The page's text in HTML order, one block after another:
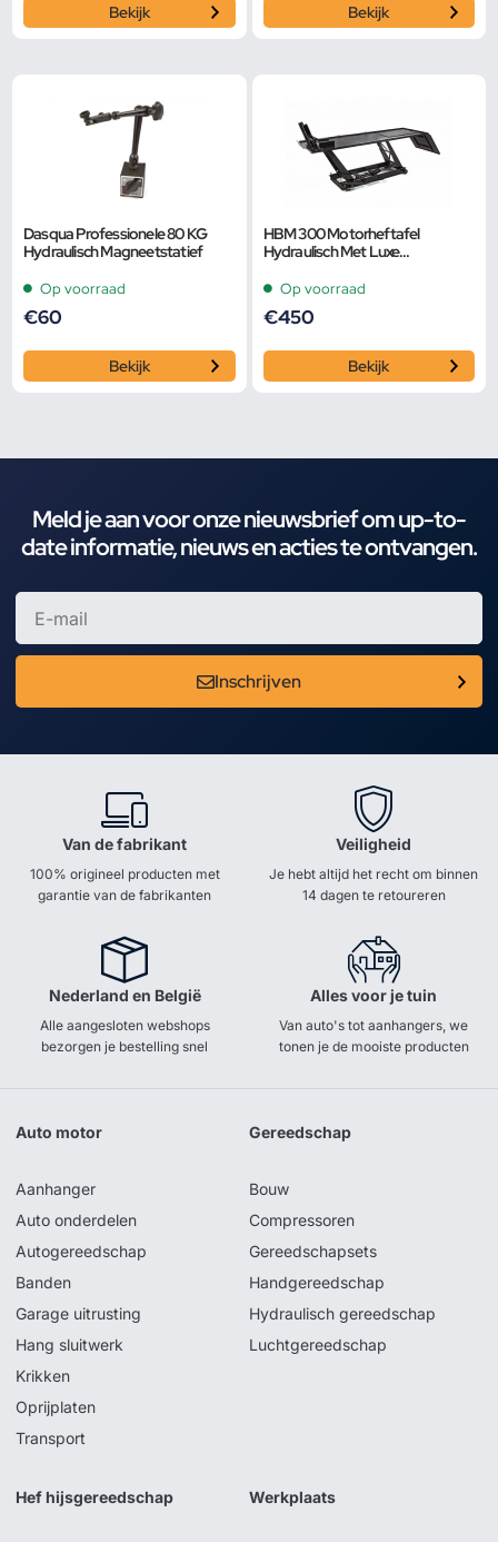
Bekijk Bekijk
Dasqua Professionele 80 KG
Hydraulisch Magneetstatief
Op voorraad
€60
Bekijk
HBM 300 Motorheftafel
Hydraulisch Met Luxe
Op voorraad
€450
Bekijk
Meld je aan voor onze nieuwsbrief om up-to-
date informatie, nieuws en acties te ontvangen.
Inschrijven
Van de fabrikant
100% origineel producten met
garantie van de fabrikanten
Veiligheid
Je hebt altijd het recht om binnen
14 dagen te retoureren
Nederland en België
Alle aangesloten webshops
bezorgen je bestelling snel
Alles voor je tuin
Van auto's tot aanhangers, we
tonen je de mooiste producten
Auto motor
Aanhanger
Auto onderdelen
Autogereedschap
Banden
Garage uitrusting
Hang sluitwerk
Krikken
Oprijplaten
Transport
Gereedschap
Bouw
Compressoren
Gereedschapsets
Handgereedschap
Hydraulisch gereedschap
Luchtgereedschap
Hef hijsgereedschap Werkplaats